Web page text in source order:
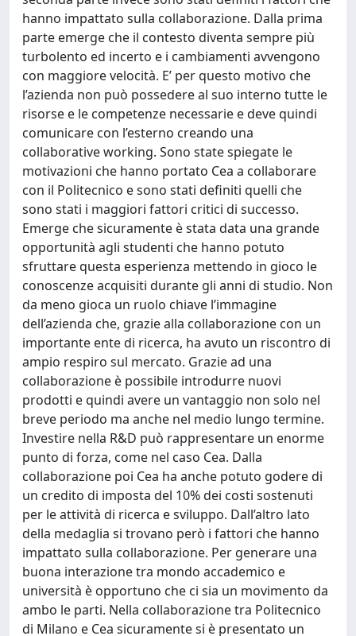
hanno impattato sulla collaborazione. Dalla prima
parte emerge che il contesto diventa sempre più
turbolento ed incerto e i cambiamenti avvengono
con maggiore velocità. E’ per questo motivo che
l’azienda non può possedere al suo interno tutte le
risorse e le competenze necessarie e deve quindi
comunicare con l’esterno creando una
collaborative working. Sono state spiegate le
motivazioni che hanno portato Cea a collaborare
con il Politecnico e sono stati definiti quelli che
sono stati i maggiori fattori critici di successo.
Emerge che sicuramente è stata data una grande
opportunità agli studenti che hanno potuto
sfruttare questa esperienza mettendo in gioco le
conoscenze acquisiti durante gli anni di studio. Non
da meno gioca un ruolo chiave l’immagine
dell’azienda che, grazie alla collaborazione con un
importante ente di ricerca, ha avuto un riscontro di
ampio respiro sul mercato. Grazie ad una
collaborazione è possibile introdurre nuovi
prodotti e quindi avere un vantaggio non solo nel
breve periodo ma anche nel medio lungo termine.
Investire nella R&D può rappresentare un enorme
punto di forza, come nel caso Cea. Dalla
collaborazione poi Cea ha anche potuto godere di
un credito di imposta del 10% dei costi sostenuti
per le attività di ricerca e sviluppo. Dall’altro lato
della medaglia si trovano però i fattori che hanno
impattato sulla collaborazione. Per generare una
buona interazione tra mondo accademico e
università è opportuno che ci sia un movimento da
ambo le parti. Nella collaborazione tra Politecnico
di Milano e Cea sicuramente si è presentato un